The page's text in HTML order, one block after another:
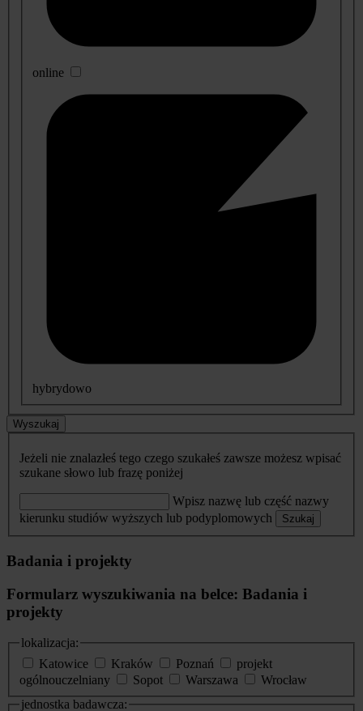
online
hybrydowo
Wyszukaj
Jeżeli nie znalazłeś tego czego szukałeś zawsze możesz wpisać
szukane słowo lub frazę poniżej
Wpisz nazwę lub część nazwy
kierunku studiów wyższych lub podyplomowych
Szukaj
Badania i projekty
Formularz wyszukiwania na belce: Badania i
projekty
lokalizacja:
Katowice
Kraków Poznań
projekt
ogólnouczelniany
Sopot Warszawa
Wrocław
jednostka badawcza: